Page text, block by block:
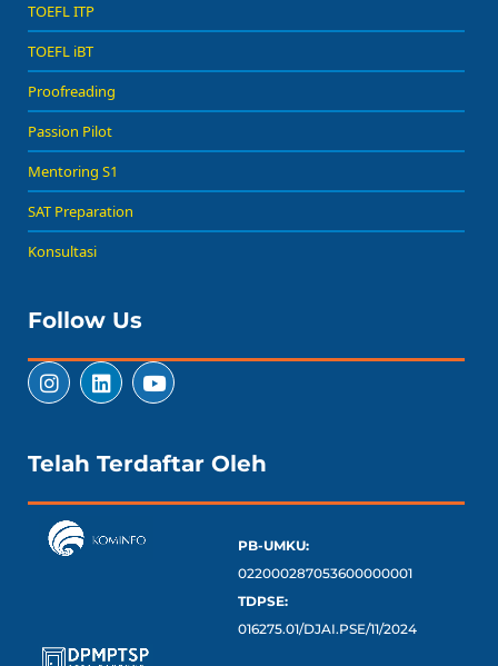
TOEFL ITP
TOEFL iBT
Proofreading
Passion Pilot
Mentoring S1
SAT Preparation
Konsultasi
Follow Us
Telah Terdaftar Oleh
PB-UMKU:
022000287053600000001
TDPSE:
016275.01/DJAI.PSE/11/2024